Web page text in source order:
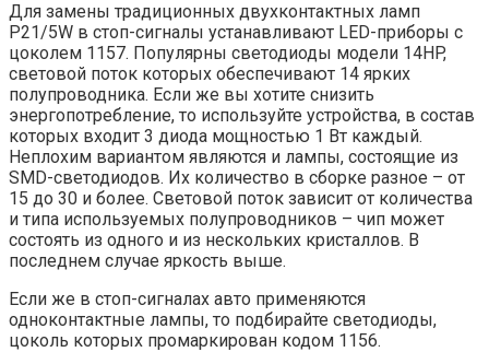
Для замены традиционных двухконтактных ламп
P21/5W в стоп-сигналы устанавливают LED-приборы с
цоколем 1157. Популярны светодиоды модели 14HP,
световой поток которых обеспечивают 14 ярких
полупроводника. Если же вы хотите снизить
энергопотребление, то используйте устройства, в состав
которых входит 3 диода мощностью 1 Вт каждый.
Неплохим вариантом являются и лампы, состоящие из
SMD-светодиодов. Их количество в сборке разное – от
15 до 30 и более. Световой поток зависит от количества
и типа используемых полупроводников – чип может
состоять из одного и из нескольких кристаллов. В
последнем случае яркость выше.
Если же в стоп-сигналах авто применяются
одноконтактные лампы, то подбирайте светодиоды,
цоколь которых промаркирован кодом 1156.